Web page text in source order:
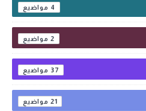
4
2
37
21